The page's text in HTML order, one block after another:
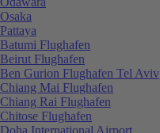
Osaka
Pattaya
Batumi Flughafen
Beirut Flughafen
Ben Gurion Flughafen Tel Aviv
Chiang Mai Flughafen
Chiang Rai Flughafen
Chitose Flughafen
Doha International Airport